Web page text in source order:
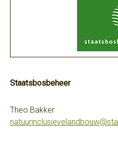
Staatsbosbeheer
Theo Bakker